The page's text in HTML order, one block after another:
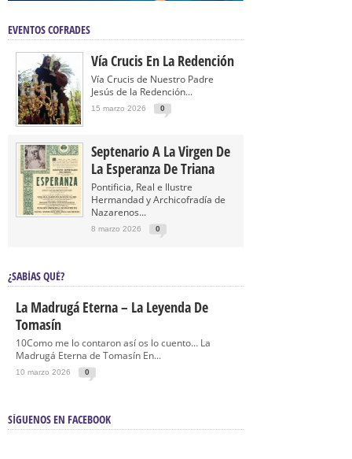
EVENTOS COFRADES
Vía Crucis En La Redención
Vía Crucis de Nuestro Padre
Jesús de la Redención...
15 marzo 2026 0
Septenario A La Virgen De
La Esperanza De Triana
Pontificia, Real e Ilustre
Hermandad y Archicofradía de
Nazarenos...
8 marzo 2026 0
¿SABÍAS QUÉ?
La Madrugá Eterna – La Leyenda De
Tomasín
10Como me lo contaron así os lo cuento… La
Madrugá Eterna de Tomasín En...
10 marzo 2026 0
SÍGUENOS EN FACEBOOK